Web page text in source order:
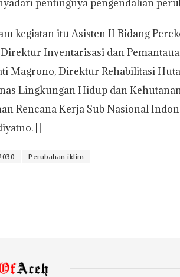
pentingnya pengendalian
kegiatan itu Asisten II Bidang
Inventarisasi dan
Magrono, Direktur Rehabilitasi
Lingkungan Hidup dan
Rencana Kerja Sub Nasional
[]
Perubahan iklim